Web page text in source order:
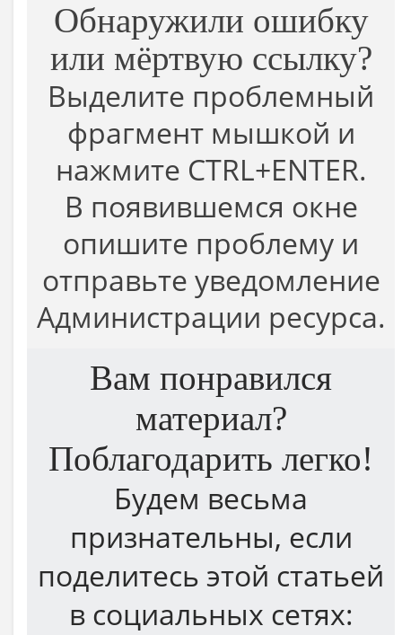
Обнаружили ошибку
или мёртвую ссылку?
Выделите проблемный
фрагмент мышкой и
нажмите CTRL+ENTER.
В появившемся окне
опишите проблему и
отправьте уведомление
Администрации ресурса.
Вам понравился
материал?
Поблагодарить легко!
Будем весьма
признательны, если
поделитесь этой статьей
в социальных сетях: